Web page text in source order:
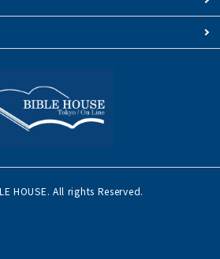
HOUSE. All rights Reserved.